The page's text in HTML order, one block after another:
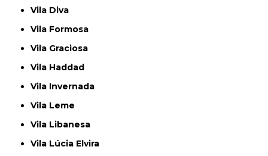
Vila Diva
Vila Formosa
Vila Graciosa
Vila Haddad
Vila Invernada
Vila Leme
Vila Libanesa
Vila Lúcia Elvira